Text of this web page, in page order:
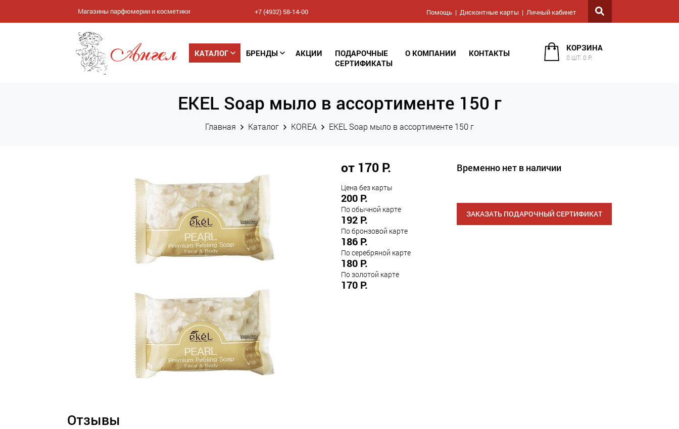
Магазины парфюмерии и косметики +7 (4932) 58-14-00
конфиденциальности
персональных данных)
Помощь Дисконтные карты Личный кабинет
КАТАЛОГ БРЕНДЫ АКЦИИ
ПОДАРОЧНЫЕ
СЕРТИФИКАТЫ
О КОМПАНИИ КОНТАКТЫ
КОРЗИНА
0 ШТ. 0 Р.
EKEL Soap мыло в ассортименте 150 г
Главная Каталог KOREA EKEL Soap мыло в ассортименте 150 г
от 170 Р.
Цена без карты
200 Р.
По обычной карте
192 Р.
По бронзовой карте
186 Р.
По серебряной карте
180 Р.
По золотой карте
170 Р.
Временно нет в наличии
ЗАКАЗАТЬ ПОДАРОЧНЫЙ СЕРТИФИКАТ
Отзывы